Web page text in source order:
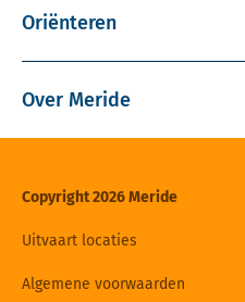
Oriënteren
Over Meride
Copyright 2026 Meride
Uitvaart locaties
Algemene voorwaarden